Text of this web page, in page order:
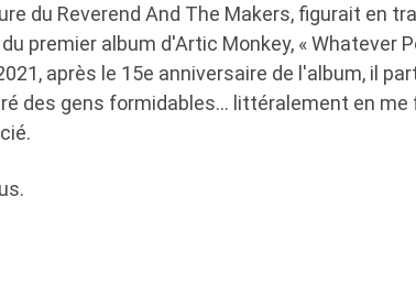
du Reverend And The Makers, figurait en
premier album d'Artic Monkey, « Whatever
après le 15e anniversaire de l'album, il
des gens formidables… littéralement en